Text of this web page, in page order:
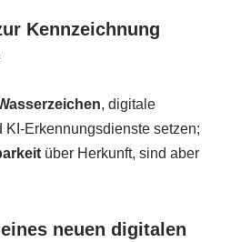
Kennzeichnung
, digitale
KI-Erkennungsdienste setzen;
über Herkunft, sind aber
neuen digitalen